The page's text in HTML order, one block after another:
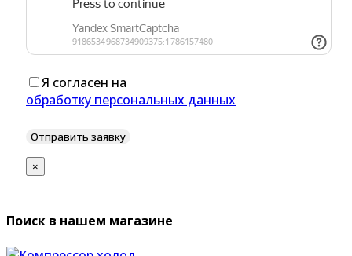
Я согласен на
обработку персональных данных
×
Поиск в нашем магазине